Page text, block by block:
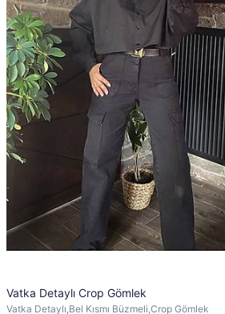
Vatka Detaylı Crop Gömlek
Vatka Detaylı,Bel Kısmı Büzmeli,Crop Gömlek